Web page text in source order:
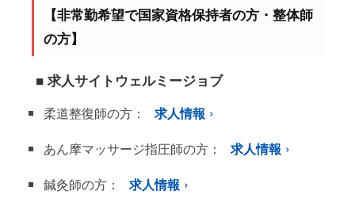
【非常勤希望で国家資格保持者の方・整体師
の方】
■ 求人サイトウェルミージョブ
柔道整復師の方：
求人情報
あん摩マッサージ指圧師の方：
求人情報
鍼灸師の方：
求人情報